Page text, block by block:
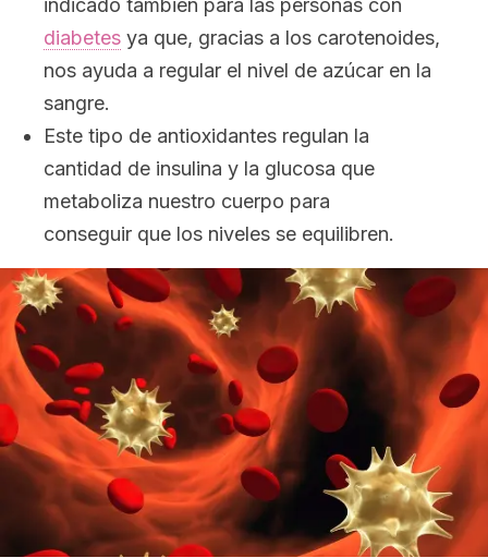
indicado también para las personas con
diabetes ya que, gracias a los carotenoides,
nos ayuda a regular el nivel de azúcar en la
sangre.
Este tipo de antioxidantes regulan la
cantidad de insulina y la glucosa que
metaboliza nuestro cuerpo para
conseguir que los niveles se equilibren.